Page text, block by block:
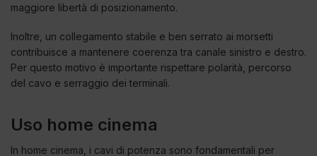
maggiore libertà di posizionamento.
Inoltre, un collegamento stabile e ben serrato ai morsetti
contribuisce a mantenere coerenza tra canale sinistro e destro.
Per questo motivo è importante rispettare polarità, percorso
del cavo e serraggio dei terminali.
Uso home cinema
In home cinema, i cavi di potenza sono fondamentali per